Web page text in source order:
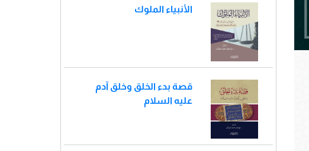
الأنبياء الملوك
قصة بدء الخلق وخلق آدم
عليه السلام